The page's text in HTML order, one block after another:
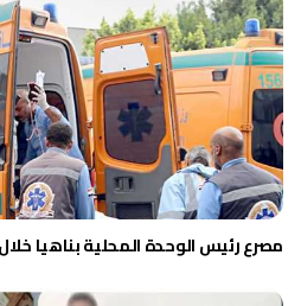
مصرع رئيس الوحدة المحلية بناهيا خلال